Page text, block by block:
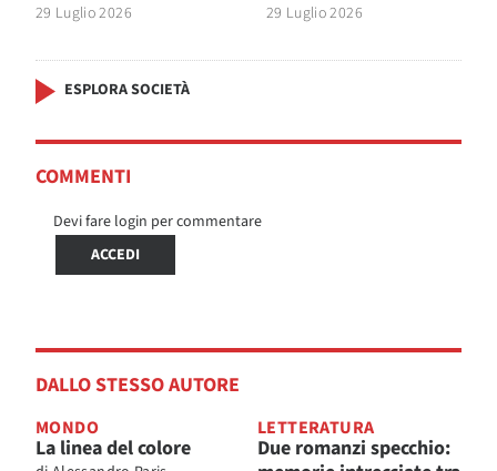
29 Luglio 2026
29 Luglio 2026
ESPLORA SOCIETÀ
COMMENTI
Devi fare login per commentare
ACCEDI
DALLO STESSO AUTORE
MONDO
La linea del colore
LETTERATURA
Due romanzi specchio: